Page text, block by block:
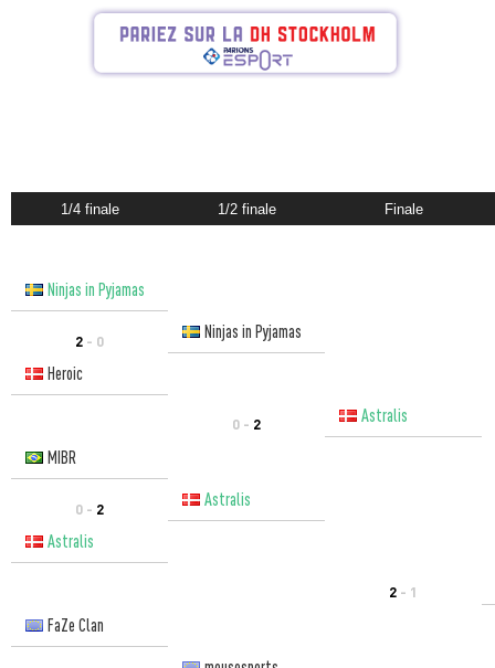
1/4 finale 1/2 finale Finale
Ninjas in Pyjamas
2 - 0
Ninjas in Pyjamas
Heroic
0 - 2
Astralis
MIBR
0 - 2
Astralis
Astralis
2 - 1
FaZe Clan